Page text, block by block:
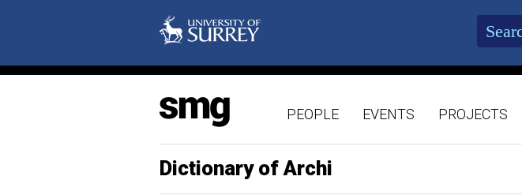
PEOPLE EVENTS PROJECTS
Dictionary of Archi
намерение
наоборот
нападать
нападение